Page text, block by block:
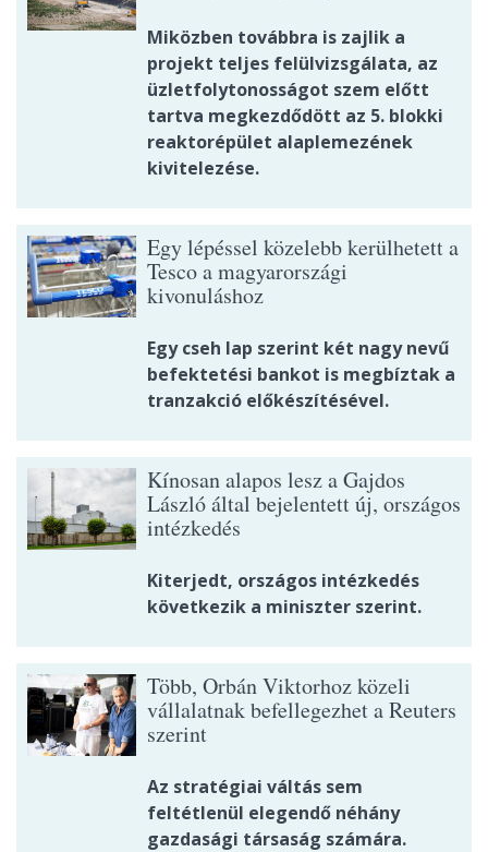
Miközben továbbra is zajlik a
projekt teljes felülvizsgálata, az
üzletfolytonosságot szem előtt
tartva megkezdődött az 5. blokki
reaktorépület alaplemezének
kivitelezése.
Egy lépéssel közelebb kerülhetett a
Tesco a magyarországi
kivonuláshoz
Egy cseh lap szerint két nagy nevű
befektetési bankot is megbíztak a
tranzakció előkészítésével.
Kínosan alapos lesz a Gajdos
László által bejelentett új, országos
intézkedés
Kiterjedt, országos intézkedés
következik a miniszter szerint.
Több, Orbán Viktorhoz közeli
vállalatnak befellegezhet a Reuters
szerint
Az stratégiai váltás sem
feltétlenül elegendő néhány
gazdasági társaság számára.